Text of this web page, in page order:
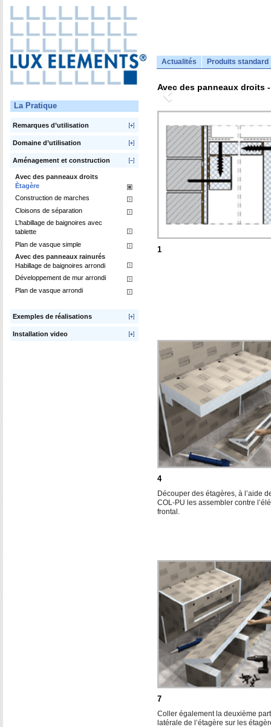
Actualités Produits standard
La Pratique
Remarques d’utilisation
Domaine d’utilisation
Aménagement et construction
Avec des panneaux droits
Ètagère
Construction de marches
Cloisons de séparation
L’habillage de baignoires avec
tablette
Plan de vasque simple
Avec des panneaux rainurés
Habillage de baignoires arrondi
Développement de mur arrondi
Plan de vasque arrondi
Exemples de réalisations
Installation video
Avec des panneaux droits
1
4
Découper des étagères, à l’aide
COL-PU les assembler contre
frontal.
7
Coller également la deuxième
latérale de l’étagère sur les